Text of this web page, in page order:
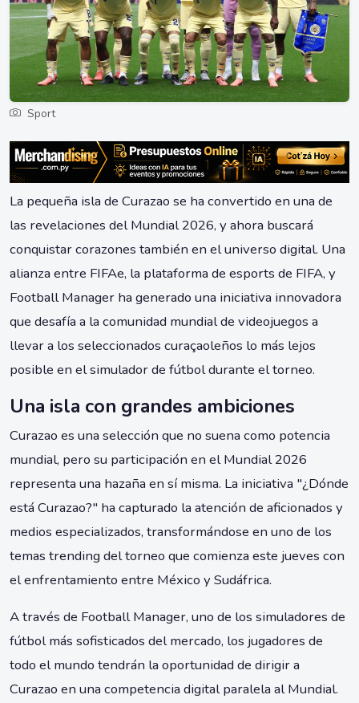
Sport
La pequeña isla de Curazao se ha convertido en una de
las revelaciones del Mundial 2026, y ahora buscará
conquistar corazones también en el universo digital. Una
alianza entre FIFAe, la plataforma de esports de FIFA, y
Football Manager ha generado una iniciativa innovadora
que desafía a la comunidad mundial de videojuegos a
llevar a los seleccionados curaçaoleños lo más lejos
posible en el simulador de fútbol durante el torneo.
Una isla con grandes ambiciones
Curazao es una selección que no suena como potencia
mundial, pero su participación en el Mundial 2026
representa una hazaña en sí misma. La iniciativa "¿Dónde
está Curazao?" ha capturado la atención de aficionados y
medios especializados, transformándose en uno de los
temas trending del torneo que comienza este jueves con
el enfrentamiento entre México y Sudáfrica.
A través de Football Manager, uno de los simuladores de
fútbol más sofisticados del mercado, los jugadores de
todo el mundo tendrán la oportunidad de dirigir a
Curazao en una competencia digital paralela al Mundial.